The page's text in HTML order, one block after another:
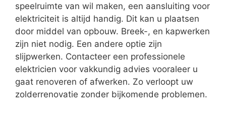
speelruimte van wil maken, een aansluiting voor
elektriciteit is altijd handig. Dit kan u plaatsen
door middel van opbouw. Breek-, en kapwerken
zijn niet nodig. Een andere optie zijn
slijpwerken. Contacteer een professionele
elektricien voor vakkundig advies vooraleer u
gaat renoveren of afwerken. Zo verloopt uw
zolderrenovatie zonder bijkomende problemen.